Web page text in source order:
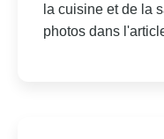
la cuisine et de la
photos dans